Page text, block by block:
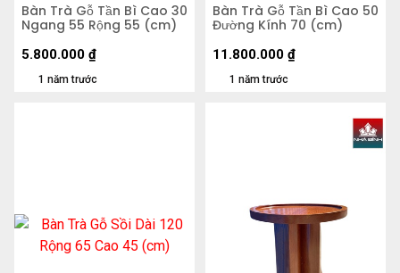
Bàn Trà Gỗ Tần Bì Cao 30
Ngang 55 Rộng 55 (cm)
1 năm trước
5.800.000 ₫
Bàn Trà Gỗ Tần Bì Cao 50
Đường Kính 70 (cm)
1 năm trước
11.800.000 ₫